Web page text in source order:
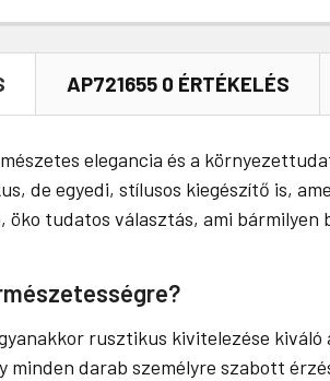
AP721655 0 ÉRTÉKELÉS
elegancia és a
de egyedi, stílusos kiegészítő is,
tudatos választás, ami bármilyen
rusztikus kivitelezése
minden darab személyre szabott